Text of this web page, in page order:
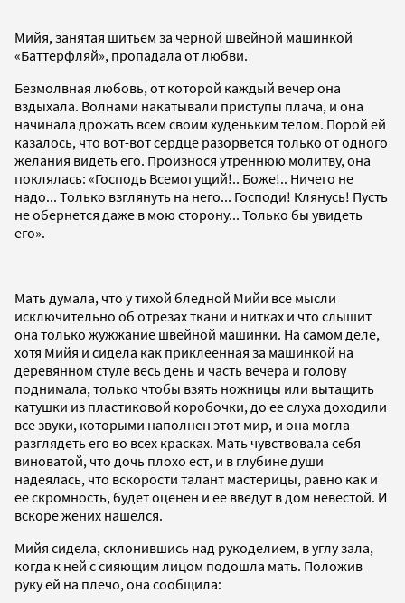
Мийя, занятая шитьем за черной швейной машинкой
«Баттерфляй», пропадала от любви.
Безмолвная любовь, от которой каждый вечер она
вздыхала. Волнами накатывали приступы плача, и она
начинала дрожать всем своим худеньким телом. Порой ей
казалось, что вот-вот сердце разорвется только от одного
желания видеть его. Произнося утреннюю молитву, она
поклялась: «Господь Всемогущий!.. Боже!.. Ничего не
надо... Только взглянуть на него... Господи! Клянусь! Пусть
не обернется даже в мою сторону... Только бы увидеть
его».
Мать думала, что у тихой бледной Мийи все мысли
исключительно об отрезах ткани и нитках и что слышит
она только жужжание швейной машинки. На самом деле,
хотя Мийя и сидела как приклеенная за машинкой на
деревянном стуле весь день и часть вечера и голову
поднимала, только чтобы взять ножницы или вытащить
катушки из пластиковой коробочки, до ее слуха доходили
все звуки, которыми наполнен этот мир, и она могла
разглядеть его во всех красках. Мать чувствовала себя
виноватой, что дочь плохо ест, и в глубине души
надеялась, что вскорости талант мастерицы, равно как и
ее скромность, будет оценен и ее введут в дом невестой. И
вскоре жених нашелся.
Мийя сидела, склонившись над рукоделием, в углу зала,
когда к ней с сияющим лицом подошла мать. Положив
руку ей на плечо, она сообщила: